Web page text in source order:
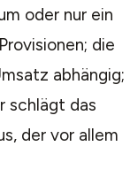
oder nur ein
die
abhängig;
schlägt das
der vor allem